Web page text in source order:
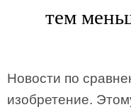
тем
Новости по
изобретение.